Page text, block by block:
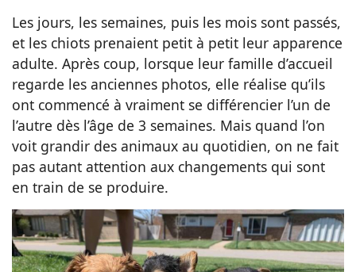
Les jours, les semaines, puis les mois sont passés,
et les chiots prenaient petit à petit leur apparence
adulte. Après coup, lorsque leur famille d’accueil
regarde les anciennes photos, elle réalise qu’ils
ont commencé à vraiment se différencier l’un de
l’autre dès l’âge de 3 semaines. Mais quand l’on
voit grandir des animaux au quotidien, on ne fait
pas autant attention aux changements qui sont
en train de se produire.